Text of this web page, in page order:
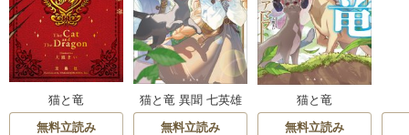
猫と竜
無料立読み
猫と竜 異聞 七英雄
の旅立ち
無料立読み
猫と竜
無料立読み